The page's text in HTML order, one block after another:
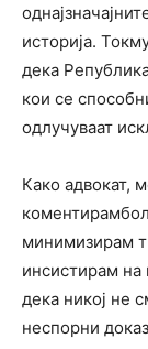
историја.
дека
кои се
одлучуваат
Како адвокат,
минимизирам
инсистирам на
дека никој не
неспорни